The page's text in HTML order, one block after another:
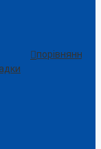
порівняння